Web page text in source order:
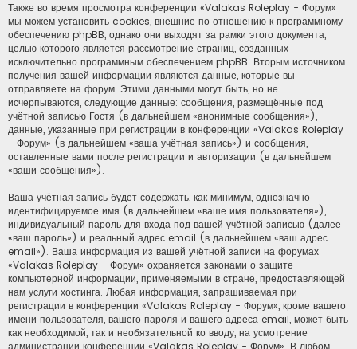
Также во время просмотра конференции «Valakas Roleplay - Форум»
мы можем установить cookies, внешние по отношению к программному
обеспечению phpBB, однако они выходят за рамки этого документа,
целью которого является рассмотрение страниц, созданных
исключительно программным обеспечением phpBB. Вторым источником
получения вашей информации являются данные, которые вы
отправляете на форум. Этими данными могут быть, но не
исчерпываются, следующие данные: сообщения, размещённые под
учётной записью Гостя (в дальнейшем «анонимные сообщения»),
данные, указанные при регистрации в конференции «Valakas Roleplay
- Форум» (в дальнейшем «ваша учётная запись») и сообщения,
оставленные вами после регистрации и авторизации (в дальнейшем
«ваши сообщения»).
Ваша учётная запись будет содержать, как минимум, однозначно
идентифицируемое имя (в дальнейшем «ваше имя пользователя»),
индивидуальный пароль для входа под вашей учётной записью (далее
«ваш пароль») и реальный адрес email (в дальнейшем «ваш адрес
email»). Ваша информация из вашей учётной записи на форумах
«Valakas Roleplay - Форум» охраняется законами о защите
компьютерной информации, применяемыми в стране, предоставляющей
нам услуги хостинга. Любая информация, запрашиваемая при
регистрации в конференции «Valakas Roleplay - Форум», кроме вашего
имени пользователя, вашего пароля и вашего адреса email, может быть
как необходимой, так и необязательной ко вводу, на усмотрение